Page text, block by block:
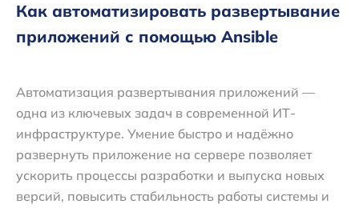
Как автоматизировать развертывание
приложений с помощью Ansible
Автоматизация развертывания приложений —
одна из ключевых задач в современной ИТ-
инфраструктуре. Умение быстро и надёжно
развернуть приложение на сервере позволяет
ускорить процессы разработки и выпуска новых
версий, повысить стабильность работы системы и